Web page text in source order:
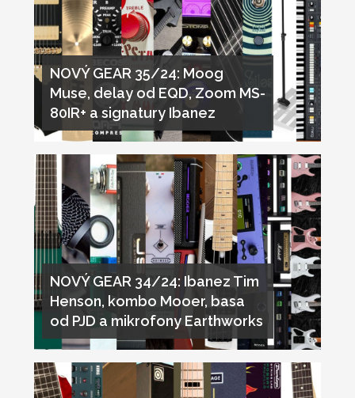
NOVÝ GEAR 35/24: Moog
Muse, delay od EQD, Zoom MS-
80IR+ a signatury Ibanez
NOVÝ GEAR 34/24: Ibanez Tim
Henson, kombo Mooer, basa
od PJD a mikrofony Earthworks